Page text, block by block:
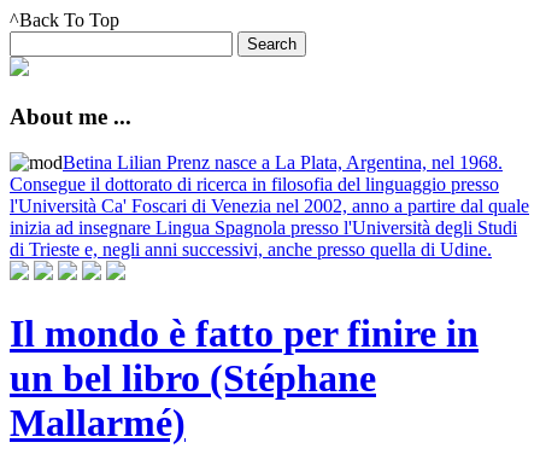
^Back To Top
About me ...
Betina Lilian Prenz nasce a La Plata, Argentina, nel 1968.
Consegue il dottorato di ricerca in filosofia del linguaggio presso
l'Università Ca' Foscari di Venezia nel 2002, anno a partire dal quale
inizia ad insegnare Lingua Spagnola presso l'Università degli Studi
di Trieste e, negli anni successivi, anche presso quella di Udine.
Il mondo è fatto per finire in
un bel libro (Stéphane
Mallarmé)